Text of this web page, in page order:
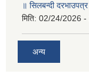
॥ सिलबन्दी
मिति: 02/24/2026 -
अन्य